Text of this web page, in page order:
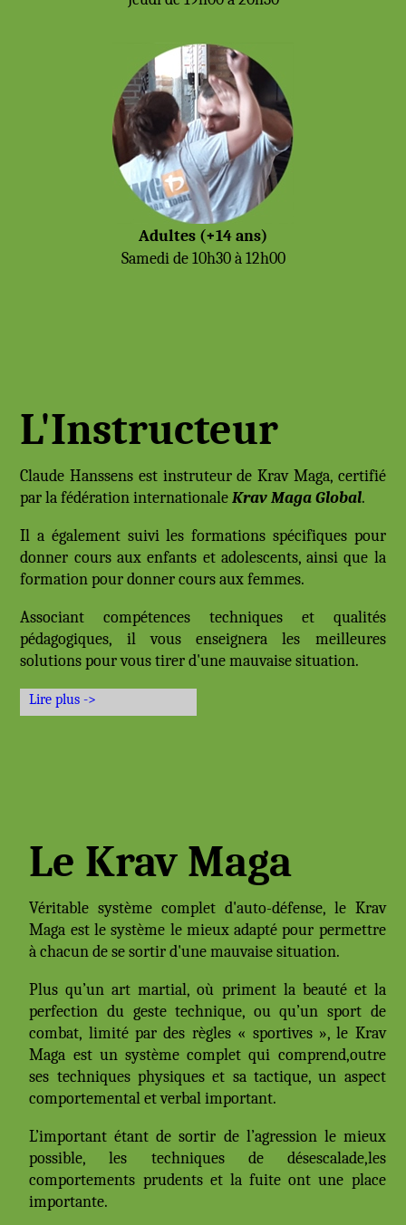
Adultes (+14 ans)
Samedi de 10h30 à 12h00
L'Instructeur
Claude Hanssens est instruteur de Krav Maga, certifié
par la fédération internationaleKrav Maga Global.
Il a également suivi les formations spécifiques pour
donner cours aux enfants et adolescents, ainsi que la
formation pour donner cours aux femmes.
Associant compétences techniques et qualités
pédagogiques, il vous enseignera les meilleures
solutions pour vous tirer d'une mauvaise situation.
Lire plus ->
Le Krav Maga
Véritable système complet d'auto-défense, le Krav
Maga est le système le mieux adapté pour permettre
à chacun de se sortir d'une mauvaise situation.
Plus qu’un art martial, où priment la beauté et la
perfection du geste technique, ou qu’un sport de
combat, limité par des règles « sportives », le Krav
Maga est un système complet qui comprend,outre
ses techniques physiques et sa tactique, un aspect
comportemental et verbal important.
L’important étant de sortir de l’agression le mieux
possible, les techniques de désescalade,les
comportements prudents et la fuite ont une place
importante.